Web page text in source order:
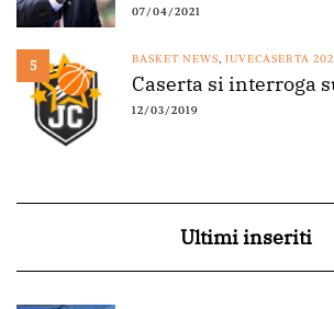
07/04/2021
5 BASKET NEWS, JUVECASERTA
Caserta si interroga
12/03/2019
Ultimi inseriti